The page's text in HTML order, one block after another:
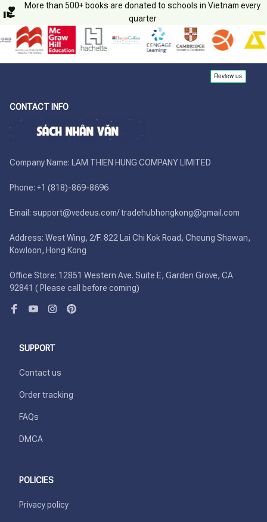
More than 500+ books are donated to schools in Vietnam every
quarter
CONTACT INFO
Company Name: LAM THIEN HUNG COMPANY LIMITED
Phone: +1 (818)-869-8696
Email: support@vedeus.com/ tradehubhongkong@gmail.com
Address: West Wing, 2/F. 822 Lai Chi Kok Road, Cheung Shawan,
Kowloon, Hong Kong
Office Store: 12851 Western Ave. Suite E, Garden Grove, CA
92841 ( Please call before coming)
SUPPORT
Contact us
Order tracking
FAQs
DMCA
POLICIES
Privacy policy